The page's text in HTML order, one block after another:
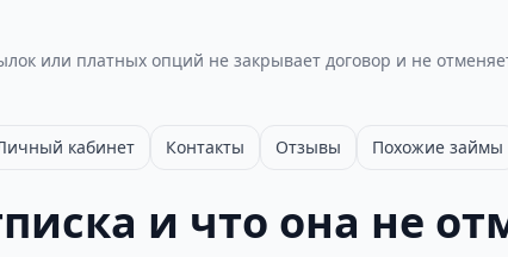
или платных опций не закрывает договор и не
кабинет Контакты Отзывы Похожие займы
и что она не